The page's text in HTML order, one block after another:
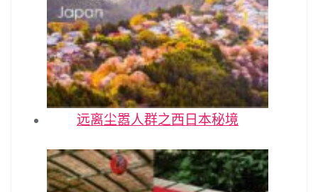
远离尘嚣人群之西日本秘境